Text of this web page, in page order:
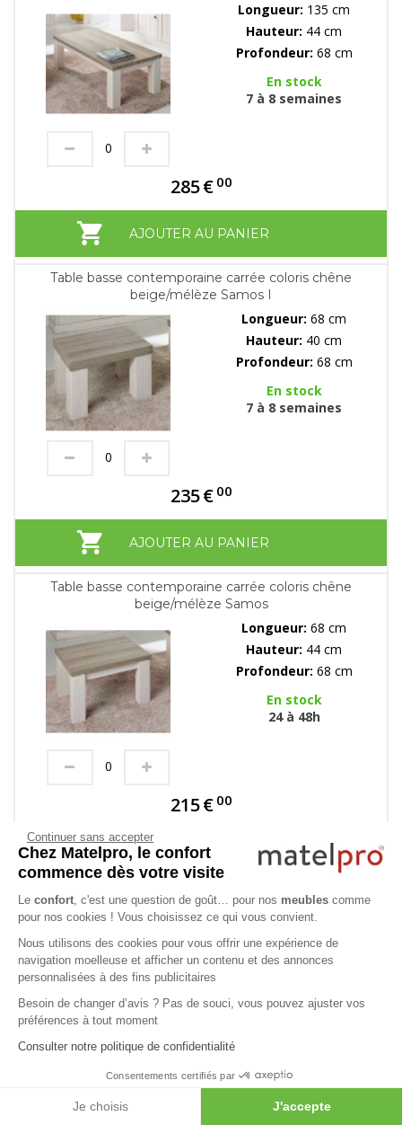
Longueur: 135 cm
Hauteur: 44 cm
Profondeur: 68 cm
En stock
7 à 8 semaines
285€ 00
AJOUTER AU PANIER
Table basse contemporaine carrée coloris chêne
beige/mélèze Samos I
Longueur: 68 cm
Hauteur: 40 cm
Profondeur: 68 cm
En stock
7 à 8 semaines
235€ 00
AJOUTER AU PANIER
Table basse contemporaine carrée coloris chêne
beige/mélèze Samos
Longueur: 68 cm
Hauteur: 44 cm
Profondeur: 68 cm
En stock
24 à 48h
215€ 00
AJOUTER AU PANIER
PRODUITS SIMILAIRES
Continuer sans accepter
Chez Matelpro, le confort
commence dès votre visite
Le confort, c'est une question de goût… pour nos meubles comme
pour nos cookies ! Vous choisissez ce qui vous convient.
Nous utilisons des cookies pour vous offrir une expérience de
navigation moelleuse et afficher un contenu et des annonces
personnalisées à des fins publicitaires
Besoin de changer d’avis ? Pas de souci, vous pouvez ajuster vos
préférences à tout moment
Consulter notre politique de confidentialité
Consentements certifiés par
Je choisis J'accepte